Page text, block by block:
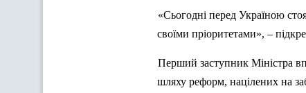
«Сьогодні перед Україною
своїми пріоритетами», –
Перший заступник Міністра
шляху реформ, націлених на